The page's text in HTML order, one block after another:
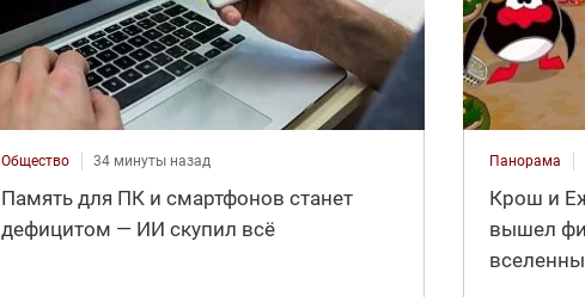
Общество 34 минуты назад
Память для ПК и смартфонов станет
дефицитом — ИИ скупил всё
Панорама
Крош и
вышел